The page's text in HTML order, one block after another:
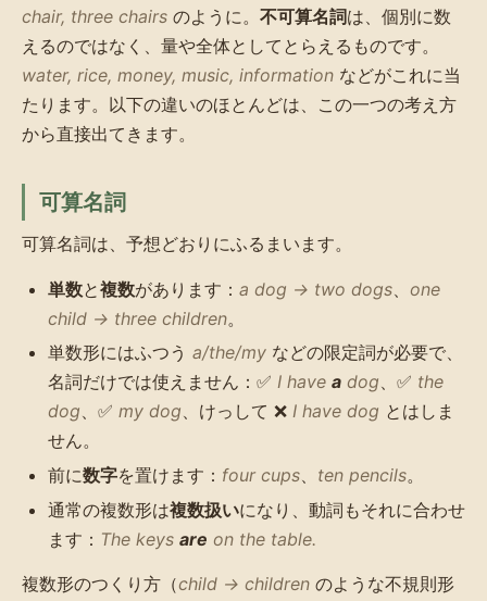
chair, three chairs のように。 不可算名詞は、個別に数
えるのではなく、量や全体としてとらえるものです。
water, rice, money, music, information などがこれに当
たります。以下の違いのほとんどは、この一つの考え方
から直接出てきます。
可算名詞
可算名詞は、予想どおりにふるまいます。
単数と複数があります： a dog → two dogs
one
child → three children。
単数形にはふつう a/the/my などの限定詞が必要で、
名詞だけでは使えません：✅ I have a dog、✅ the
dog、✅ my dog、けっして ❌ I have dog とはしま
せん。
前に数字を置けます： four cups、 ten pencils。
通常の複数形は複数扱いになり、動詞もそれに合わせ
ます： The keys are on the table.
複数形のつくり方（child → children のような不規則形